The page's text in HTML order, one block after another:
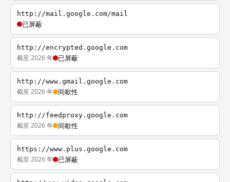
http://mail.google.com/mail
已屏蔽
http://encrypted.google.com
截至 2026 年 已屏蔽
http://www.gmail.google.com
截至 2026 年 间歇性
http://feedproxy.google.com
截至 2026 年 间歇性
https://www.plus.google.com
截至 2026 年 已屏蔽